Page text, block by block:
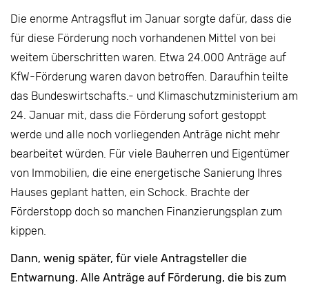
Die enorme Antragsflut im Januar sorgte dafür, dass die
für diese Förderung noch vorhandenen Mittel von bei
weitem überschritten waren. Etwa 24.000 Anträge auf
KfW-Förderung waren davon betroffen. Daraufhin teilte
das Bundeswirtschafts.- und Klimaschutzministerium am
24. Januar mit, dass die Förderung sofort gestoppt
werde und alle noch vorliegenden Anträge nicht mehr
bearbeitet würden. Für viele Bauherren und Eigentümer
von Immobilien, die eine energetische Sanierung Ihres
Hauses geplant hatten, ein Schock. Brachte der
Förderstopp doch so manchen Finanzierungsplan zum
kippen.
Dann, wenig später, für viele Antragsteller die
Entwarnung. Alle Anträge auf Förderung, die bis zum